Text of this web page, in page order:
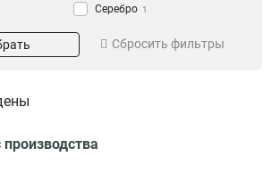
Серебро 1
Коричневый
Сбросить фильтры